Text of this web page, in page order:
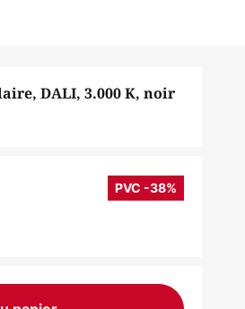
DALI, 3.000 K, noir
PVC -38%